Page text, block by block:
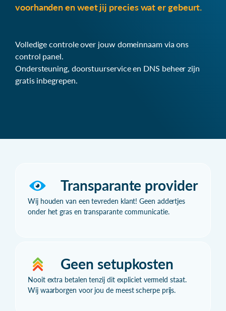
voorhanden en weet jij precies wat er gebeurt.
Volledige controle over jouw domeinnaam via ons
control panel.
Ondersteuning, doorstuurservice en DNS beheer zijn
gratis inbegrepen.
Transparante provider
Wij houden van een tevreden klant! Geen addertjes
onder het gras en transparante communicatie.
Geen setupkosten
Nooit extra betalen tenzij dit expliciet vermeld staat.
Wij waarborgen voor jou de meest scherpe prijs.